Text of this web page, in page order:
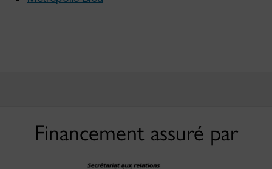
Financement assuré par